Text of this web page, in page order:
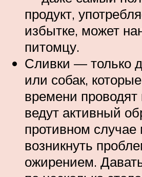
продукт,
избытке, может
питомцу.
Сливки — только
или собак,
времени проводят
ведут активный
противном случае
возникнуть
ожирением.